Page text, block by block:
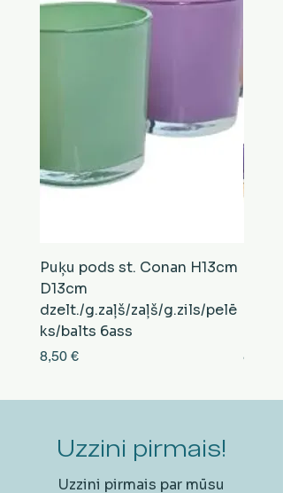
Puķu pods st. Conan H13cm
D13cm
dzelt./g.zaļš/zaļš/g.zils/pelē
ks/balts 6ass
Cena
8,50 € Cena
8,50 €
Uzzini pirmais!
Uzzini pirmais par mūsu